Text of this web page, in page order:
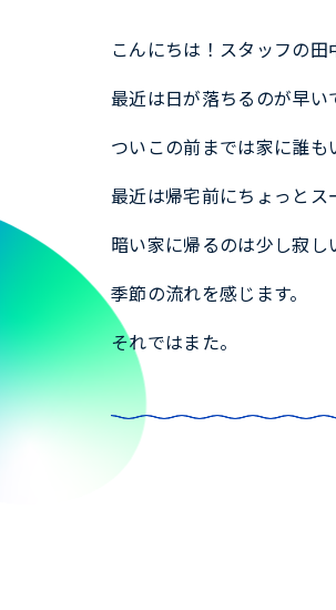
こんにちは！スタッフの田
最近は日が落ちるのが早い
ついこの前までは家に誰
最近は帰宅前にちょっと
暗い家に帰るのは少し寂し
季節の流れを感じます。
それではまた。